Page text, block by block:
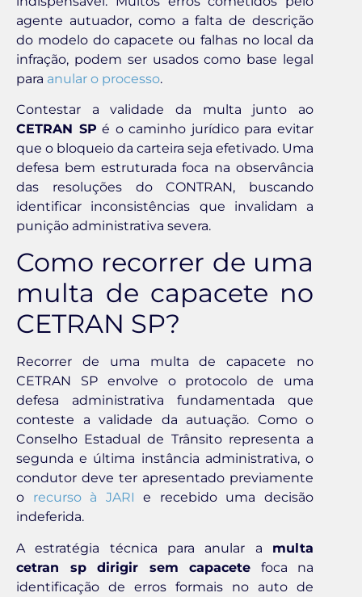
agente autuador, como a falta de descrição
do modelo do capacete ou falhas no local da
infração, podem ser usados como base legal
para anular o processo.
Contestar a validade da multa junto ao
CETRAN SP é o caminho jurídico para evitar
que o bloqueio da carteira seja efetivado. Uma
defesa bem estruturada foca na observância
das resoluções do CONTRAN, buscando
identificar inconsistências que invalidam a
punição administrativa severa.
Como recorrer de uma
multa de capacete no
CETRAN SP?
Recorrer de uma multa de capacete no
CETRAN SP envolve o protocolo de uma
defesa administrativa fundamentada que
conteste a validade da autuação. Como o
Conselho Estadual de Trânsito representa a
segunda e última instância administrativa, o
condutor deve ter apresentado previamente
o recurso à JARI e recebido uma decisão
indeferida.
A estratégia técnica para anular a multa
cetran sp dirigir sem capacete foca na
identificação de erros formais no auto de